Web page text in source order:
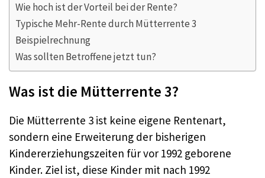
Wie hoch ist der Vorteil bei der Rente?
Typische Mehr-Rente durch Mütterrente 3
Beispielrechnung
Was sollten Betroffene jetzt tun?
Was ist die Mütterrente 3?
Die Mütterrente 3 ist keine eigene Rentenart,
sondern eine Erweiterung der bisherigen
Kindererziehungszeiten für vor 1992 geborene
Kinder. Ziel ist, diese Kinder mit nach 1992